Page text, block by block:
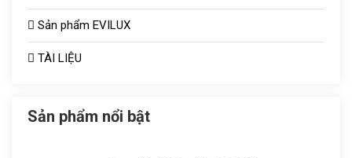
Đèn chiếu sáng TOT
Công tắc ổ cắm
Quạt thông gió
Sản phẩm EVILUX
Bóng sưởi
Bóng bulb
TÀI LIỆU
Sản phẩm nổi bật